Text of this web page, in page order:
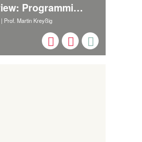
Im Interview: Programmierer Mirko Skroch
| Prof. Martin Kreyßig